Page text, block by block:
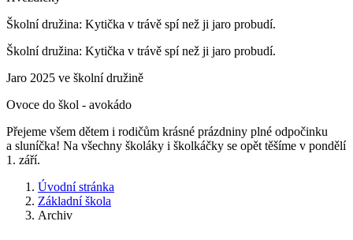
Školní družina: Kytička v trávě spí než ji jaro probudí.
Školní družina: Kytička v trávě spí než ji jaro probudí.
Jaro 2025 ve školní družině
Ovoce do škol - avokádo
Přejeme všem dětem i rodičům krásné prázdniny plné odpočinku
a sluníčka! Na všechny školáky i školkáčky se opět těšíme v pondělí
1. září.
Úvodní stránka
Základní škola
Archiv